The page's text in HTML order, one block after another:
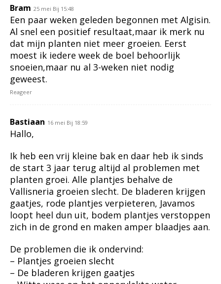
Bram 25 mei Bij 15:48
Een paar weken geleden begonnen met Algisin.
Al snel een positief resultaat,maar ik merk nu
dat mijn planten niet meer groeien. Eerst
moest ik iedere week de boel behoorlijk
snoeien,maar nu al 3-weken niet nodig
geweest.
Reageer
Bastiaan 16 mei Bij 18:59
Hallo,
Ik heb een vrij kleine bak en daar heb ik sinds
de start 3 jaar terug altijd al problemen met
planten groei. Alle plantjes behalve de
Vallisneria groeien slecht. De bladeren krijgen
gaatjes, rode plantjes verpieteren, Javamos
loopt heel dun uit, bodem plantjes verstoppen
zich in de grond en maken amper blaadjes aan.
De problemen die ik ondervind:
– Plantjes groeien slecht
– De bladeren krijgen gaatjes